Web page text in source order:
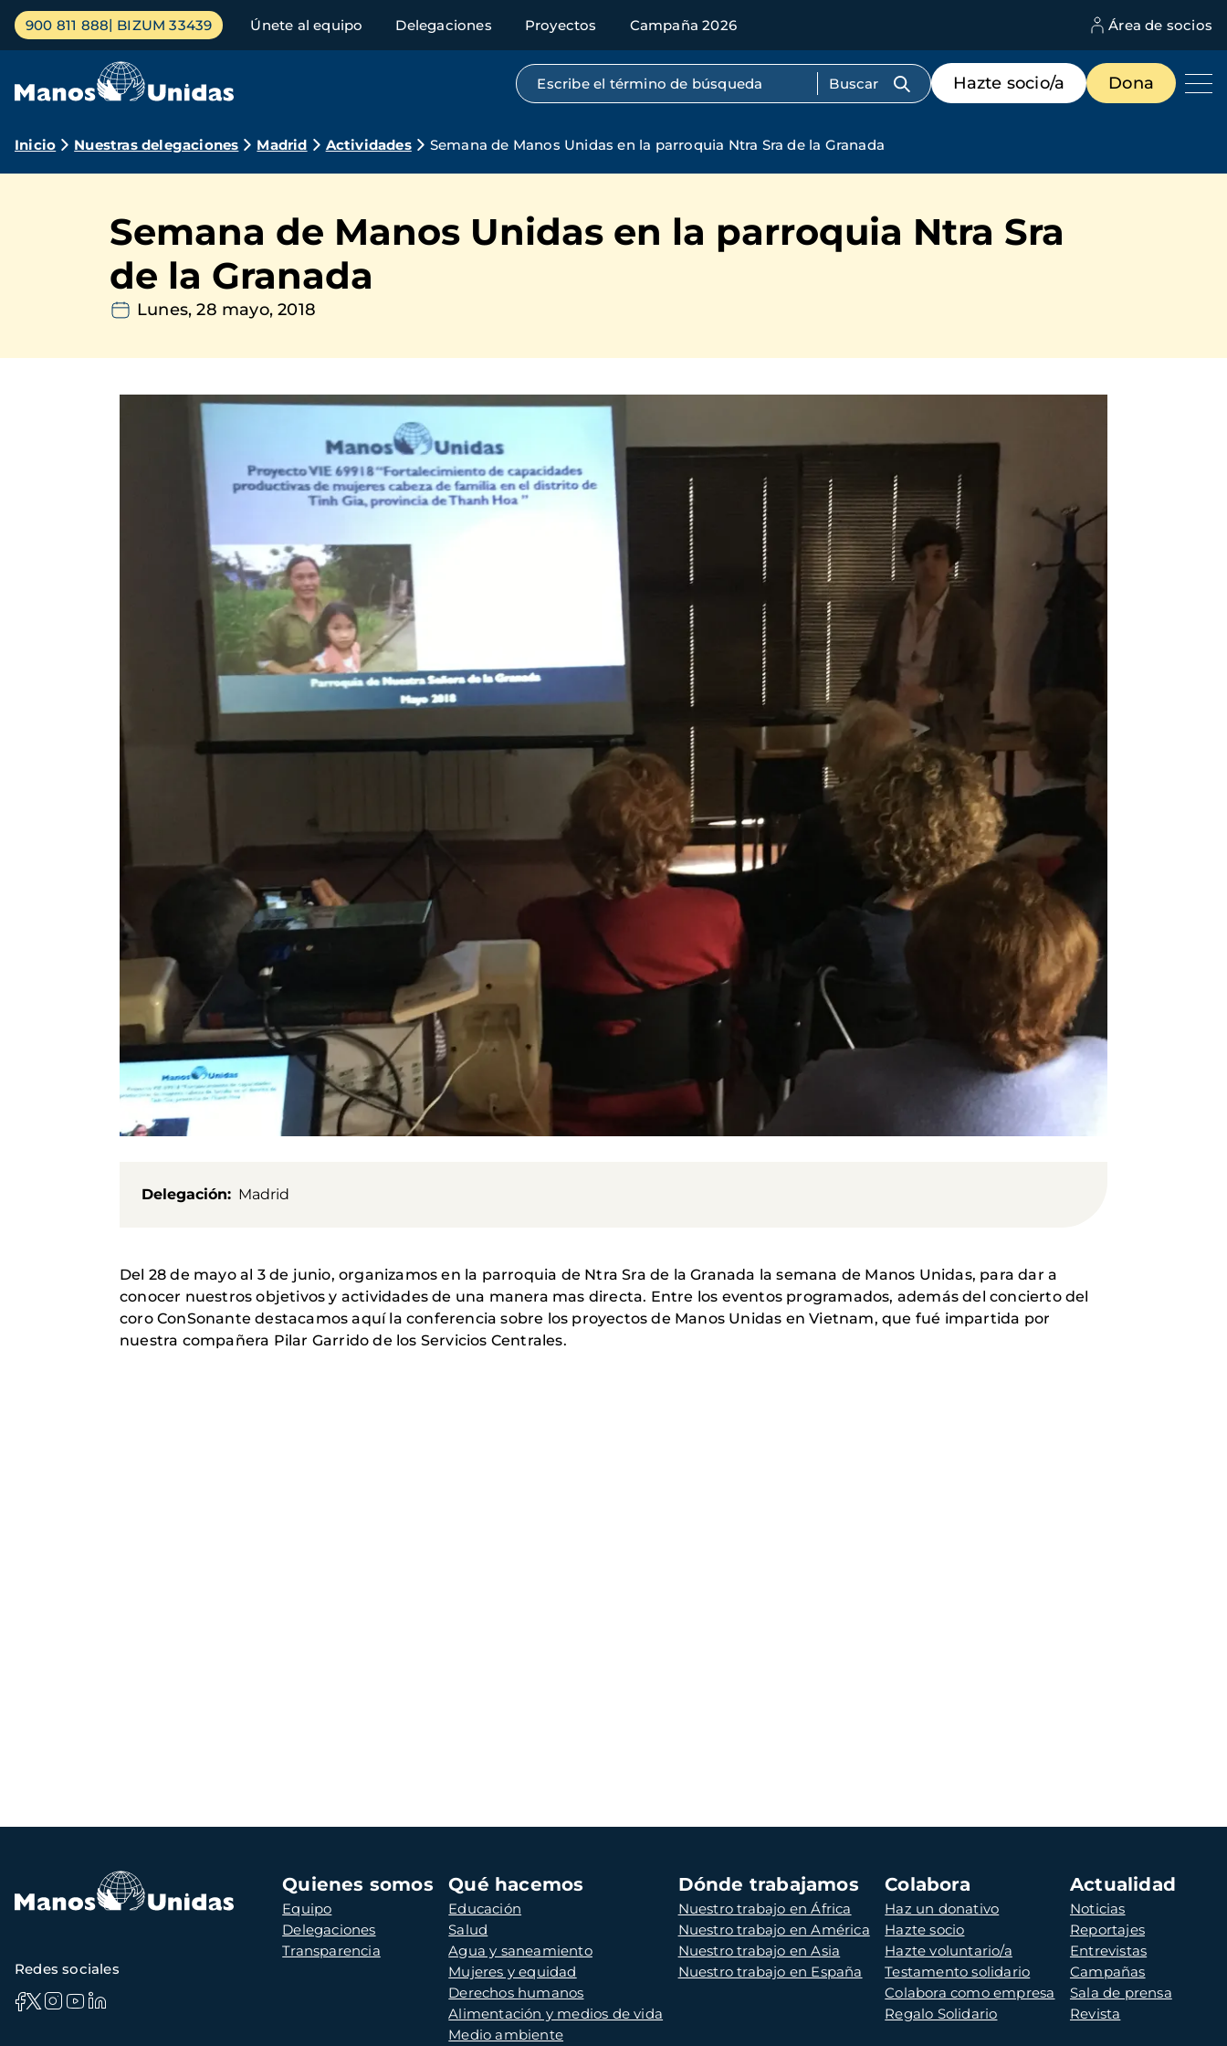
Pasar
contenido
Menú
principal
900 811 888 BIZUM 33439 Únete al equipo Delegaciones Proyectos Campaña 2026 Área de socios
Búsqueda por texto completo
Menú
de
destacados
Hazte socio/a Dona
Ruta
navegación
Inicio Nuestras delegaciones Madrid Actividades Semana de Manos Unidas en la parroquia Ntra Sra de la Granada
Semana de Manos Unidas en la parroquia Ntra Sra
de la Granada
Lunes, 28 mayo, 2018
Delegación Madrid
Del 28 de mayo al 3 de junio, organizamos en la parroquia de Ntra Sra de la Granada la semana de Manos Unidas, para dar a
conocer nuestros objetivos y actividades de una manera mas directa. Entre los eventos programados, además del concierto del
coro ConSonante destacamos aquí la conferencia sobre los proyectos de Manos Unidas en Vietnam, que fué impartida por
nuestra compañera Pilar Garrido de los Servicios Centrales.
Navegación
principal
Quienes somos
Equipo
Delegaciones
Transparencia
Qué hacemos
Educación
Salud
Agua y saneamiento
Mujeres y equidad
Derechos humanos
Alimentación y medios de vida
Medio ambiente
Dónde trabajamos
Nuestro trabajo en África
Nuestro trabajo en América
Nuestro trabajo en Asia
Nuestro trabajo en España
Colabora
Haz un donativo
Hazte socio
Hazte voluntario/a
Testamento solidario
Colabora como empresa
Regalo Solidario
Actualidad
Noticias
Reportajes
Entrevistas
Campañas
Sala de prensa
Revista
Redes sociales